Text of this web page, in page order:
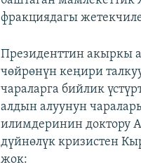
фракциядагы
Президенттин акыркы
чөйрөнүн кеңири
чараларга бийлик
алдын алуунун
илимдеринин доктору
дүйнөлүк кризистен
жок: